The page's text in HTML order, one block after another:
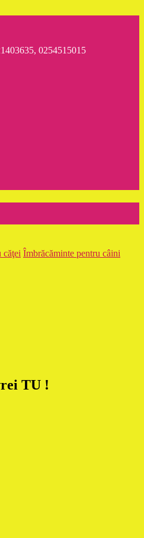
0254515015
căţei Îmbrăcăminte pentru câini
TU !